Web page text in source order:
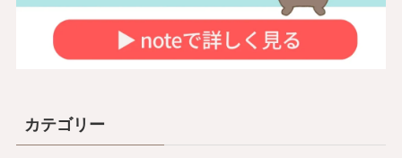
カテゴリー